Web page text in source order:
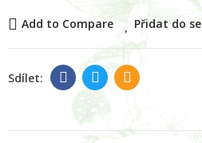
Add to Compare Přidat do